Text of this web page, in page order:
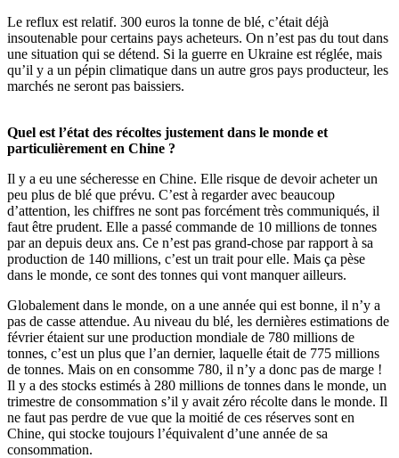
Le reflux est relatif. 300 euros la tonne de blé, c’était déjà
insoutenable pour certains pays acheteurs. On n’est pas du tout dans
une situation qui se détend. Si la guerre en Ukraine est réglée, mais
qu’il y a un pépin climatique dans un autre gros pays producteur, les
marchés ne seront pas baissiers.
Quel est l’état des récoltes justement dans le monde et
particulièrement en Chine ?
Il y a eu une sécheresse en Chine. Elle risque de devoir acheter un
peu plus de blé que prévu. C’est à regarder avec beaucoup
d’attention, les chiffres ne sont pas forcément très communiqués, il
faut être prudent. Elle a passé commande de 10 millions de tonnes
par an depuis deux ans. Ce n’est pas grand-chose par rapport à sa
production de 140 millions, c’est un trait pour elle. Mais ça pèse
dans le monde, ce sont des tonnes qui vont manquer ailleurs.
Globalement dans le monde, on a une année qui est bonne, il n’y a
pas de casse attendue. Au niveau du blé, les dernières estimations de
février étaient sur une production mondiale de 780 millions de
tonnes, c’est un plus que l’an dernier, laquelle était de 775 millions
de tonnes. Mais on en consomme 780, il n’y a donc pas de marge !
Il y a des stocks estimés à 280 millions de tonnes dans le monde, un
trimestre de consommation s’il y avait zéro récolte dans le monde. Il
ne faut pas perdre de vue que la moitié de ces réserves sont en
Chine, qui stocke toujours l’équivalent d’une année de sa
consommation.